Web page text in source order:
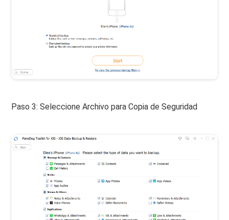
Paso 3: Seleccione Archivo para Copia de Seguridad